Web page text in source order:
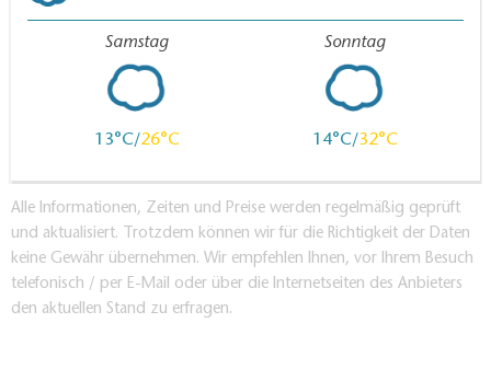
Samstag
13 26
Sonntag
14 32
Alle Informationen, Zeiten und Preise werden regelmäßig geprüft
und aktualisiert. Trotzdem können wir für die Richtigkeit der Daten
keine Gewähr übernehmen. Wir empfehlen Ihnen, vor Ihrem Besuch
telefonisch / per E-Mail oder über die Internetseiten des Anbieters
den aktuellen Stand zu erfragen.